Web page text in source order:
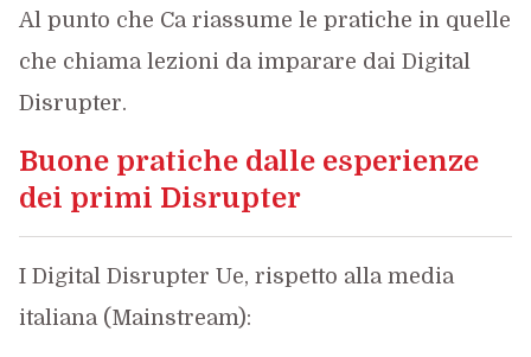
Al punto che Ca riassume le pratiche in quelle
che chiama lezioni da imparare dai Digital
Disrupter.
Buone pratiche dalle esperienze
dei primi Disrupter
I Digital Disrupter Ue, rispetto alla media
italiana (Mainstream):